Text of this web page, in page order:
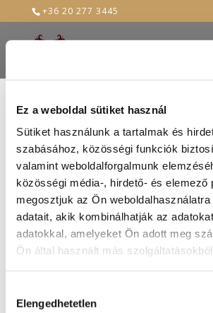
Ez a weboldal sütiket használ
Sütiket használunk a tartalmak és
szabásához, közösségi funkciók
valamint weboldalforgalmunk
közösségi média-, hirdető- és elemező
megosztjuk az Ön
adatait, akik kombinálhatják az
adatokkal, amelyeket Ön adott meg
Ön által használt más
kiválasztása
Elengedhetetlen
+36 20 277 3445
rudolf-ii-a-jeho-
dvoranstvo
2019-febr-15